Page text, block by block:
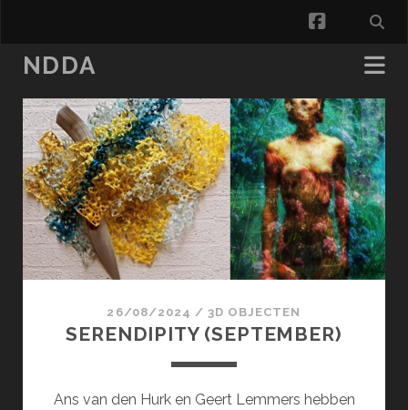
facebook
NDDA
NDDA
Posts
26/08/2024 /3D OBJECTEN
SERENDIPITY (SEPTEMBER)
Ans van den Hurk en Geert Lemmers hebben